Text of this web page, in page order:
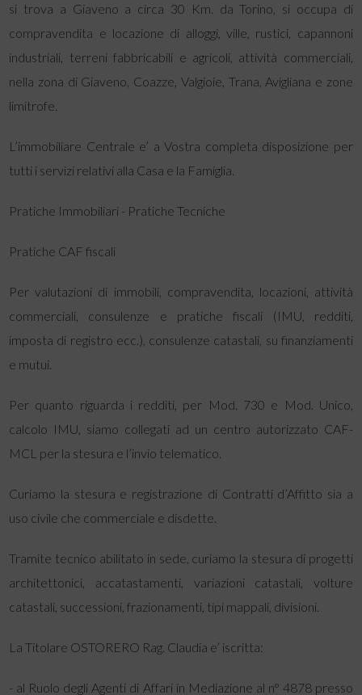
si trova a Giaveno a circa 30 Km. da Torino, si occupa di
compravendita e locazione di alloggi, ville, rustici, capannoni
industriali, terreni fabbricabili e agricoli, attività commerciali,
nella zona di Giaveno, Coazze, Valgioie, Trana, Avigliana e zone
limitrofe.
L’immobiliare Centrale e’ a Vostra completa disposizione per
tutti i servizi relativi alla Casa e la Famiglia.
Pratiche Immobiliari - Pratiche Tecniche
Pratiche CAF fiscali
Per valutazioni di immobili, compravendita, locazioni, attività
commerciali, consulenze e pratiche fiscali (IMU, redditi,
imposta di registro ecc.), consulenze catastali, su finanziamenti
e mutui.
Per quanto riguarda i redditi, per Mod. 730 e Mod. Unico,
calcolo IMU, siamo collegati ad un centro autorizzato CAF-
MCL per la stesura e l’invio telematico.
Curiamo la stesura e registrazione di Contratti d’Affitto sia a
uso civile che commerciale e disdette.
Tramite tecnico abilitato in sede, curiamo la stesura di progetti
architettonici, accatastamenti, variazioni catastali, volture
catastali, successioni, frazionamenti, tipi mappali, divisioni.
La Titolare OSTORERO Rag. Claudia e’ iscritta:
- al Ruolo degli Agenti di Affari in Mediazione al n° 4878 presso